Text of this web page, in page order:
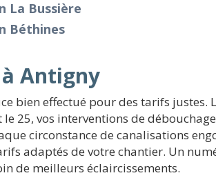
La Bussière
Béthines
Antigny
bien effectué pour des tarifs justes.
25, vos interventions de
circonstance de canalisations
adaptés de votre chantier. Un
de meilleurs éclaircissements.